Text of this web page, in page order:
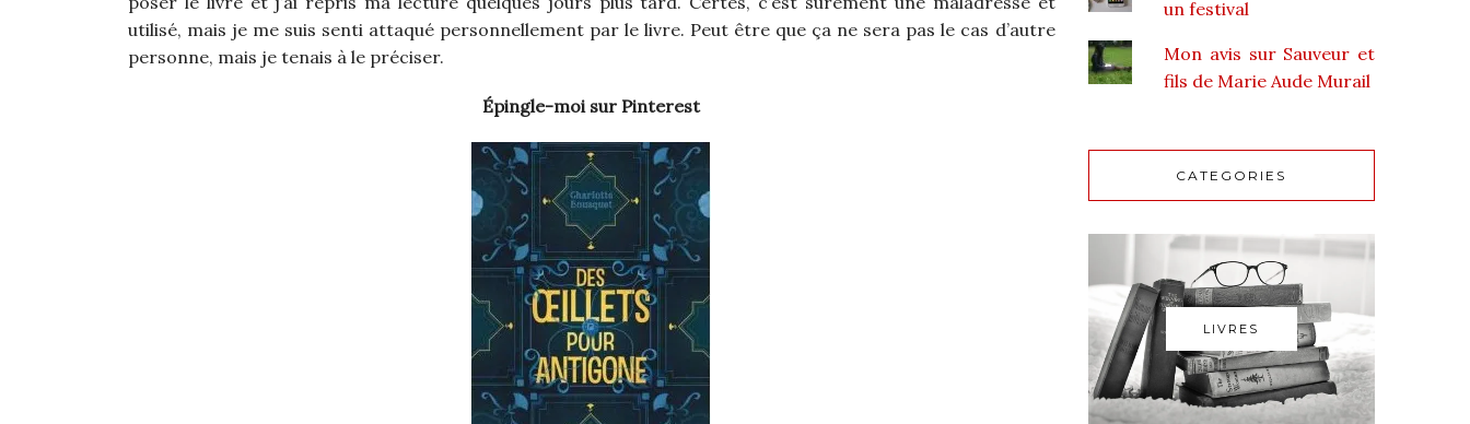
utilisé, mais je me suis senti attaqué personnellement par le livre. Peut être que ça ne sera pas le cas d’autre
personne, mais je tenais à le préciser.
Épingle-moi sur Pinterest
un festival
Mon avis sur Sauveur et
fils de Marie Aude Murail
CATEGORIES
LIVRES